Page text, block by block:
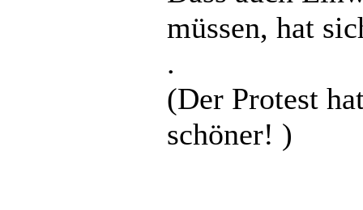
müssen, hat
.
(Der Protest
schöner! )